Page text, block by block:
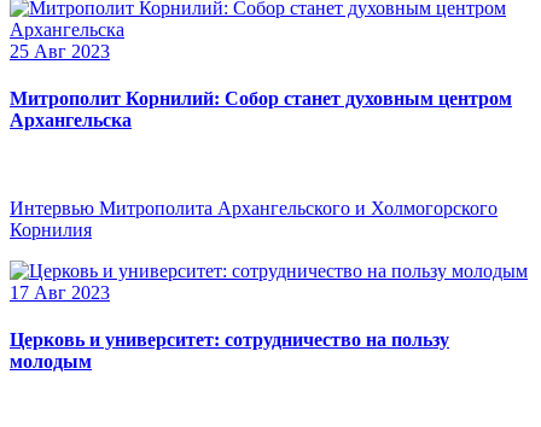
25 Авг 2023
Митрополит Корнилий: Собор станет духовным центром
Архангельска
Интервью Митрополита Архангельского и Холмогорского
Корнилия
17 Авг 2023
Церковь и университет: сотрудничество на пользу
молодым